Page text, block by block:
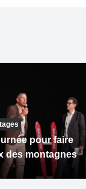
pour faire
des montagnes